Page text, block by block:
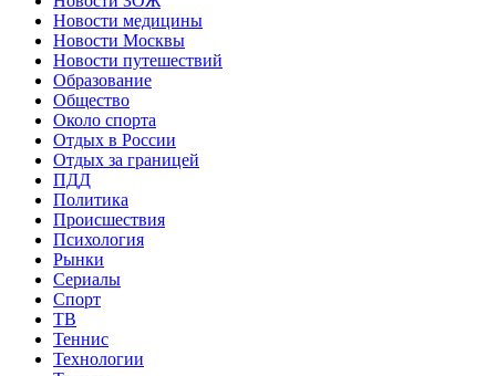
Новости медицины
Новости Москвы
Новости путешествий
Образование
Общество
Около спорта
Отдых в России
Отдых за границей
ПДД
Политика
Происшествия
Психология
Рынки
Сериалы
Спорт
ТВ
Теннис
Технологии